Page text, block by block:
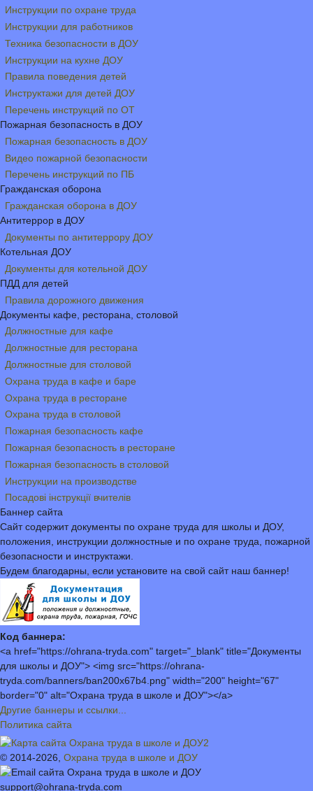
Инструкции по охране труда
Инструкции для работников
Техника безопасности в ДОУ
Инструкции на кухне ДОУ
Правила поведения детей
Инструктажи для детей ДОУ
Перечень инструкций по ОТ
Пожарная безопасность в ДОУ
Пожарная безопасность в ДОУ
Видео пожарной безопасности
Перечень инструкций по ПБ
Гражданская оборона
Гражданская оборона в ДОУ
Антитеррор в ДОУ
Документы по антитеррору ДОУ
Котельная ДОУ
Документы для котельной ДОУ
ПДД для детей
Правила дорожного движения
Документы кафе, ресторана, столовой
Должностные для кафе
Должностные для ресторана
Должностные для столовой
Охрана труда в кафе и баре
Охрана труда в ресторане
Охрана труда в столовой
Пожарная безопасность кафе
Пожарная безопасность в ресторане
Пожарная безопасность в столовой
Инструкции на производстве
Посадові інструкції вчителів
Баннер сайта
Сайт содержит документы по охране труда для школы и ДОУ,
положения, инструкции должностные и по охране труда, пожарной
безопасности и инструктажи.
Будем благодарны, если установите на свой сайт наш баннер!
Код баннера:
<a href="https://ohrana-tryda.com" target="_blank" title="Документы
для школы и ДОУ"> <img src="https://ohrana-
tryda.com/banners/ban200x67b4.png" width="200" height="67"
border="0" alt="Охрана труда в школе и ДОУ"></a>
Другие баннеры и ссылки...
Политика сайта
© 2014-2026, Охрана труда в школе и ДОУ
support@ohrana-tryda.com